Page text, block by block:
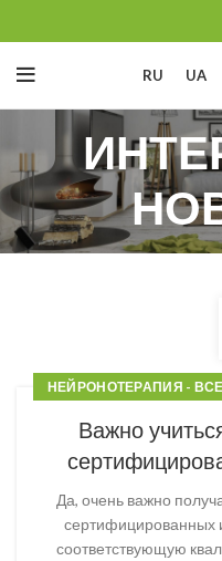
RU UA
НЕЙРОНОТЕРАПИЯ -
Важно
Да, очень важно
сертифицированных
соответствующую